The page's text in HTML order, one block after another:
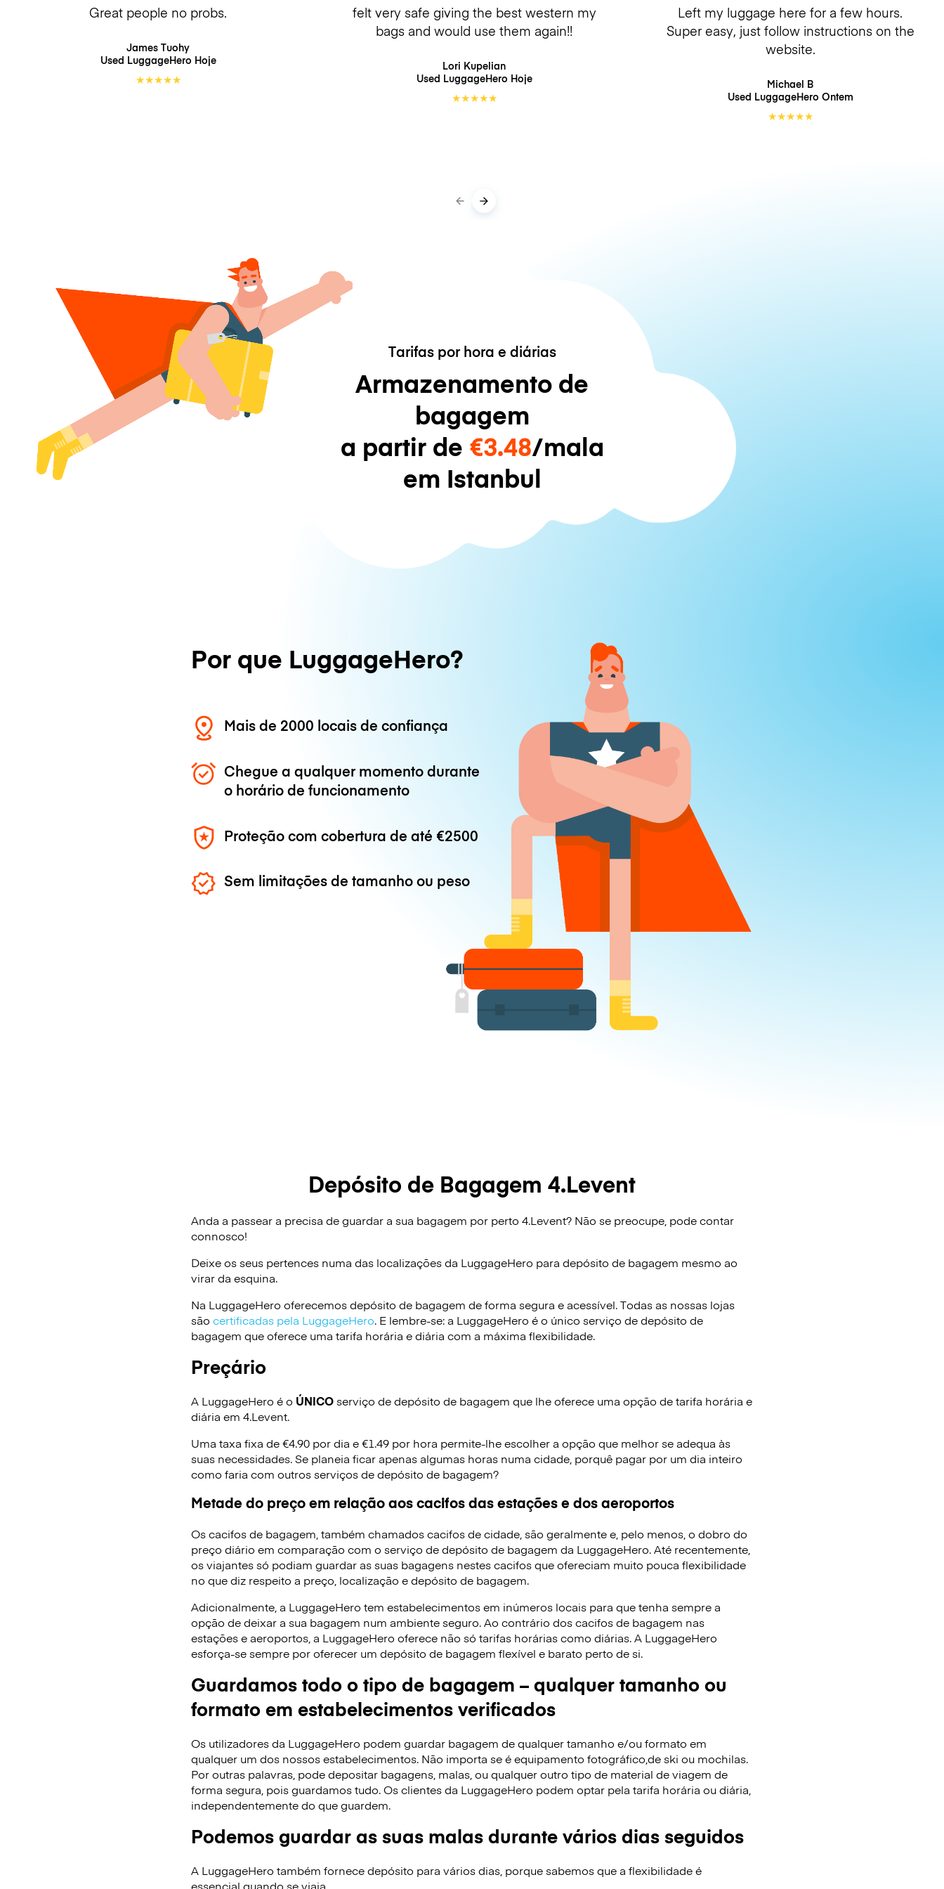
Great people no probs.
James Tuohy
Used LuggageHero Hoje
★★★★★
felt very safe giving the best western my
bags and would use them again!!
Lori Kupelian
Used LuggageHero Hoje
★★★★★
Left my luggage here for a few hours.
Super easy, just follow instructions on the
website.
Michael B
Used LuggageHero Ontem
★★★★★
Tarifas por hora e diárias
Armazenamento de
bagagem
a partir de €3.48/mala
em Istanbul
Por que LuggageHero?
Mais de 2000 locais de confiança
Chegue a qualquer momento durante
o horário de funcionamento
Proteção com cobertura de até €2500
Sem limitações de tamanho ou peso
Depósito de Bagagem 4.Levent
Anda a passear a precisa de guardar a sua bagagem por perto 4.Levent? Não se preocupe, pode contar
connosco!
Deixe os seus pertences numa das localizações da LuggageHero para depósito de bagagem mesmo ao
virar da esquina.
Na LuggageHero oferecemos depósito de bagagem de forma segura e acessível. Todas as nossas lojas
são certificadas pela LuggageHero. E lembre-se: a LuggageHero é o único serviço de depósito de
bagagem que oferece uma tarifa horária e diária com a máxima flexibilidade.
Preçário
A LuggageHero é o ÚNICOserviço de depósito de bagagem que lhe oferece uma opção de tarifa horária e
diária em 4.Levent.
Uma taxa fixa de €4.90 por dia e €1.49 por hora permite-lhe escolher a opção que melhor se adequa às
suas necessidades. Se planeia ficar apenas algumas horas numa cidade, porquê pagar por um dia inteiro
como faria com outros serviços de depósito de bagagem?
Metade do preço em relação aos cacifos das estações e dos aeroportos
Os cacifos de bagagem, também chamados cacifos de cidade, são geralmente e, pelo menos, o dobro do
preço diário em comparação com o serviço de depósito de bagagem da LuggageHero. Até recentemente,
os viajantes só podiam guardar as suas bagagens nestes cacifos que ofereciam muito pouca flexibilidade
no que diz respeito a preço, localização e depósito de bagagem.
Adicionalmente, a LuggageHero tem estabelecimentos em inúmeros locais para que tenha sempre a
opção de deixar a sua bagagem num ambiente seguro. Ao contrário dos cacifos de bagagem nas
estações e aeroportos, a LuggageHero oferece não só tarifas horárias como diárias. A LuggageHero
esforça-se sempre por oferecer um depósito de bagagem flexível e barato perto de si.
Guardamos todo o tipo de bagagem – qualquer tamanho ou
formato em estabelecimentos verificados
Os utilizadores da LuggageHero podem guardar bagagem de qualquer tamanho e/ou formato em
qualquer um dos nossos estabelecimentos. Não importa se é equipamento fotográfico,de ski ou mochilas.
Por outras palavras, pode depositar bagagens, malas, ou qualquer outro tipo de material de viagem de
forma segura, pois guardamos tudo. Os clientes da LuggageHero podem optar pela tarifa horária ou diária,
independentemente do que guardem.
Podemos guardar as suas malas durante vários dias seguidos
A LuggageHero também fornece depósito para vários dias, porque sabemos que a flexibilidade é
essencial quando se viaja.